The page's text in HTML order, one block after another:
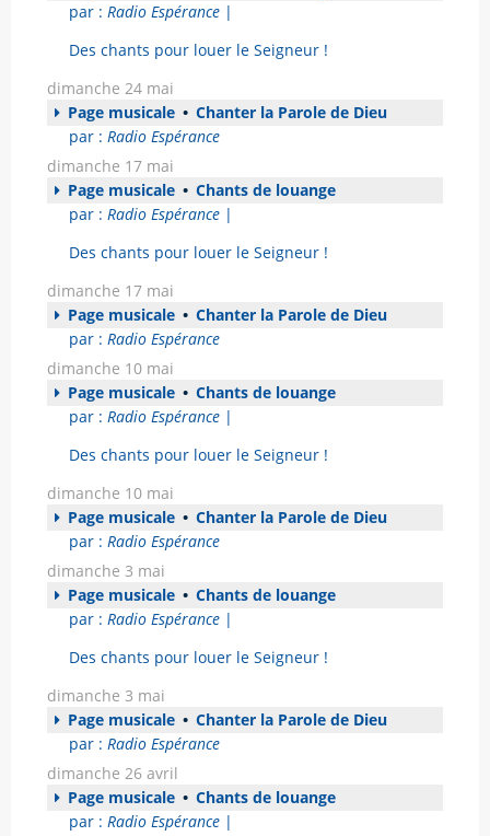
par : Radio Espérance |
Des chants pour louer le Seigneur !
dimanche 24 mai
Page musicale • Chanter la Parole de Dieu
par : Radio Espérance
dimanche 17 mai
Page musicale • Chants de louange
par : Radio Espérance |
Des chants pour louer le Seigneur !
dimanche 17 mai
Page musicale • Chanter la Parole de Dieu
par : Radio Espérance
dimanche 10 mai
Page musicale • Chants de louange
par : Radio Espérance |
Des chants pour louer le Seigneur !
dimanche 10 mai
Page musicale • Chanter la Parole de Dieu
par : Radio Espérance
dimanche 3 mai
Page musicale • Chants de louange
par : Radio Espérance |
Des chants pour louer le Seigneur !
dimanche 3 mai
Page musicale • Chanter la Parole de Dieu
par : Radio Espérance
dimanche 26 avril
Page musicale • Chants de louange
par : Radio Espérance |